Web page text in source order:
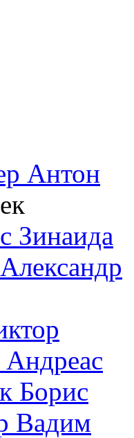
Антон
Зинаида
Борис
Вадим